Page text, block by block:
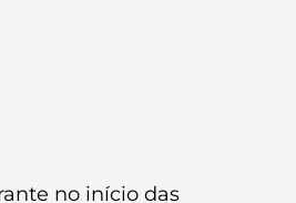
no início das